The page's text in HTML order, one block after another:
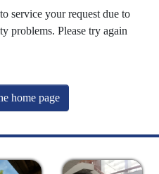
service your request due to
problems. Please try again
home page